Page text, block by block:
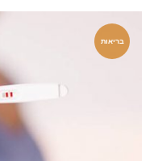
בריאות